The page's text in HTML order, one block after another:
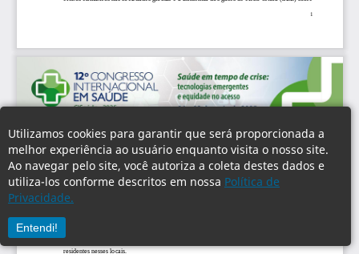
Utilizamos cookies para garantir que será proporcionada a
melhor experiência ao usuário enquanto visita o nosso site.
Ao navegar pelo site, você autoriza a coleta destes dados e
utiliza-los conforme descritos em nossa Política de
Privacidade.
Entendi!